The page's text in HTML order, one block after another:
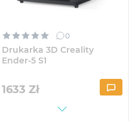
0
Drukarka 3D Creality
Ender-5 S1
1633 Zł